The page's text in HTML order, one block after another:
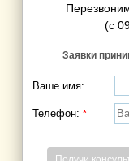
(с
Заявки
Ваше имя:
Телефон: *